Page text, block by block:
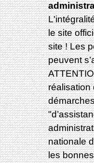
le site
site ! Les
peuvent
réalisation
nationale
les